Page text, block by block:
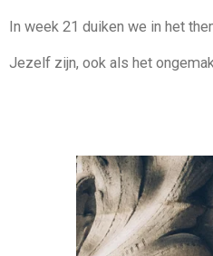
In week 21 duiken we in het
Jezelf zijn, ook als het